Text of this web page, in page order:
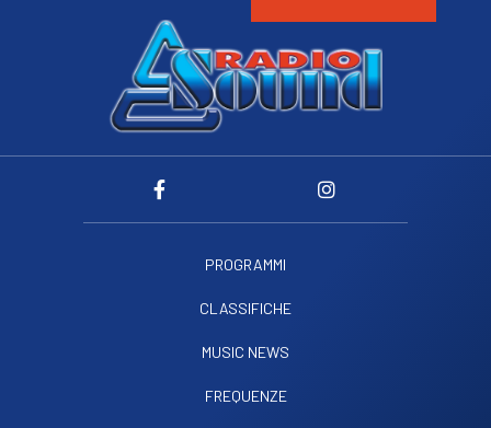
PROGRAMMI
CLASSIFICHE
MUSIC NEWS
FREQUENZE